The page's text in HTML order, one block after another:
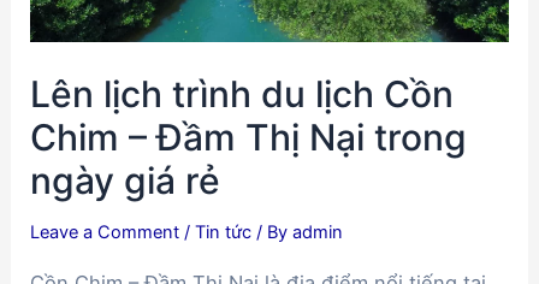
mê
Lên lịch trình du lịch Cồn
Chim – Đầm Thị Nại trong
ngày giá rẻ
Leave a Comment /Tin tức / Byadmin